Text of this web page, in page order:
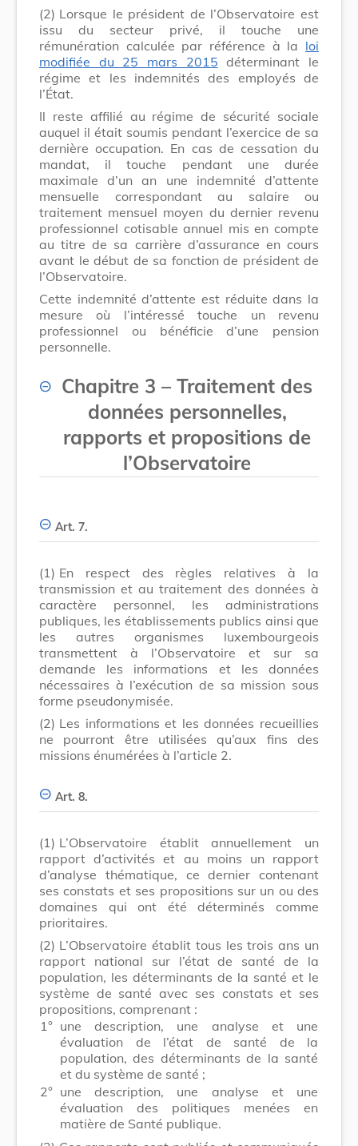
(2) Lorsque le président de l’Observatoire est
issu du secteur privé, il touche une
rémunération calculée par référence à la loi
modifiée du 25 mars 2015 déterminant le
régime et les indemnités des employés de
l’État.
Il reste affilié au régime de sécurité sociale
auquel il était soumis pendant l’exercice de sa
dernière occupation. En cas de cessation du
mandat, il touche pendant une durée
maximale d’un an une indemnité d’attente
mensuelle correspondant au salaire ou
traitement mensuel moyen du dernier revenu
professionnel cotisable annuel mis en compte
au titre de sa carrière d’assurance en cours
avant le début de sa fonction de président de
l’Observatoire.
Cette indemnité d’attente est réduite dans la
mesure où l’intéressé touche un revenu
professionnel ou bénéficie d’une pension
personnelle.
Chapitre 3 – Traitement des
données personnelles,
rapports et propositions de
l’Observatoire
Art. 7.
(1) En respect des règles relatives à la
transmission et au traitement des données à
caractère personnel, les administrations
publiques, les établissements publics ainsi que
les autres organismes luxembourgeois
transmettent à l’Observatoire et sur sa
demande les informations et les données
nécessaires à l’exécution de sa mission sous
forme pseudonymisée.
(2) Les informations et les données recueillies
ne pourront être utilisées qu’aux fins des
missions énumérées à l’article 2.
Art. 8.
(1) L’Observatoire établit annuellement un
rapport d’activités et au moins un rapport
d’analyse thématique, ce dernier contenant
ses constats et ses propositions sur un ou des
domaines qui ont été déterminés comme
prioritaires.
(2) L’Observatoire établit tous les trois ans un
rapport national sur l’état de santé de la
population, les déterminants de la santé et le
système de santé avec ses constats et ses
propositions, comprenant :
1° une description, une analyse et une
évaluation de l’état de santé de la
population, des déterminants de la santé
et du système de santé ;
2° une description, une analyse et une
évaluation des politiques menées en
matière de Santé publique.